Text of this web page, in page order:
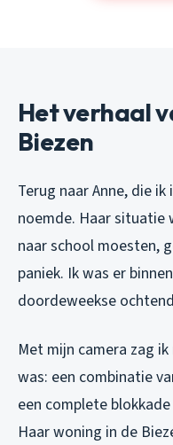
Het verhaal
Biezen
Terug naar Anne, die
noemde. Haar situatie
naar school moesten,
paniek. Ik was er
doordeweekse
Met mijn camera zag
was: een combinatie
een complete
Haar woning in de